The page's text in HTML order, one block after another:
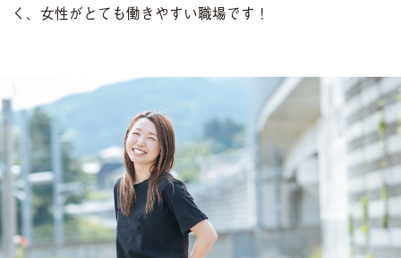
く、女性がとても働きやすい職場です！